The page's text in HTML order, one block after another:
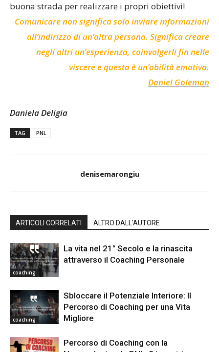
buona strada per realizzare i propri obiettivi!
Comunicare non significa solo inviare informazioni
all’indirizzo di un’altra persona. Significa creare
negli altri un’esperienza, coinvolgerli fin nelle
viscere e questa è un’abilità emotiva.
Daniel Goleman
Daniela Deligia
TAG PNL
denisemarongiu
ARTICOLI CORRELATI ALTRO DALL'AUTORE
coaching
La vita nel 21° Secolo e la rinascita
attraverso il Coaching Personale
coaching
Sbloccare il Potenziale Interiore: Il
Percorso di Coaching per una Vita
Migliore
Percorso di Coaching con la